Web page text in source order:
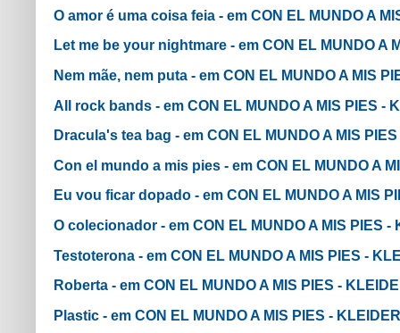
O amor é uma coisa feia - em CON EL MUNDO A
Let me be your nightmare - em CON EL MUNDO A
Nem mãe, nem puta - em CON EL MUNDO A MIS
All rock bands - em CON EL MUNDO A MIS PIES -
Dracula's tea bag - em CON EL MUNDO A MIS
Con el mundo a mis pies - em CON EL MUNDO A
Eu vou ficar dopado - em CON EL MUNDO A MIS
O colecionador - em CON EL MUNDO A MIS PIES -
Testoterona - em CON EL MUNDO A MIS PIES -
Roberta - em CON EL MUNDO A MIS PIES -
Plastic - em CON EL MUNDO A MIS PIES -